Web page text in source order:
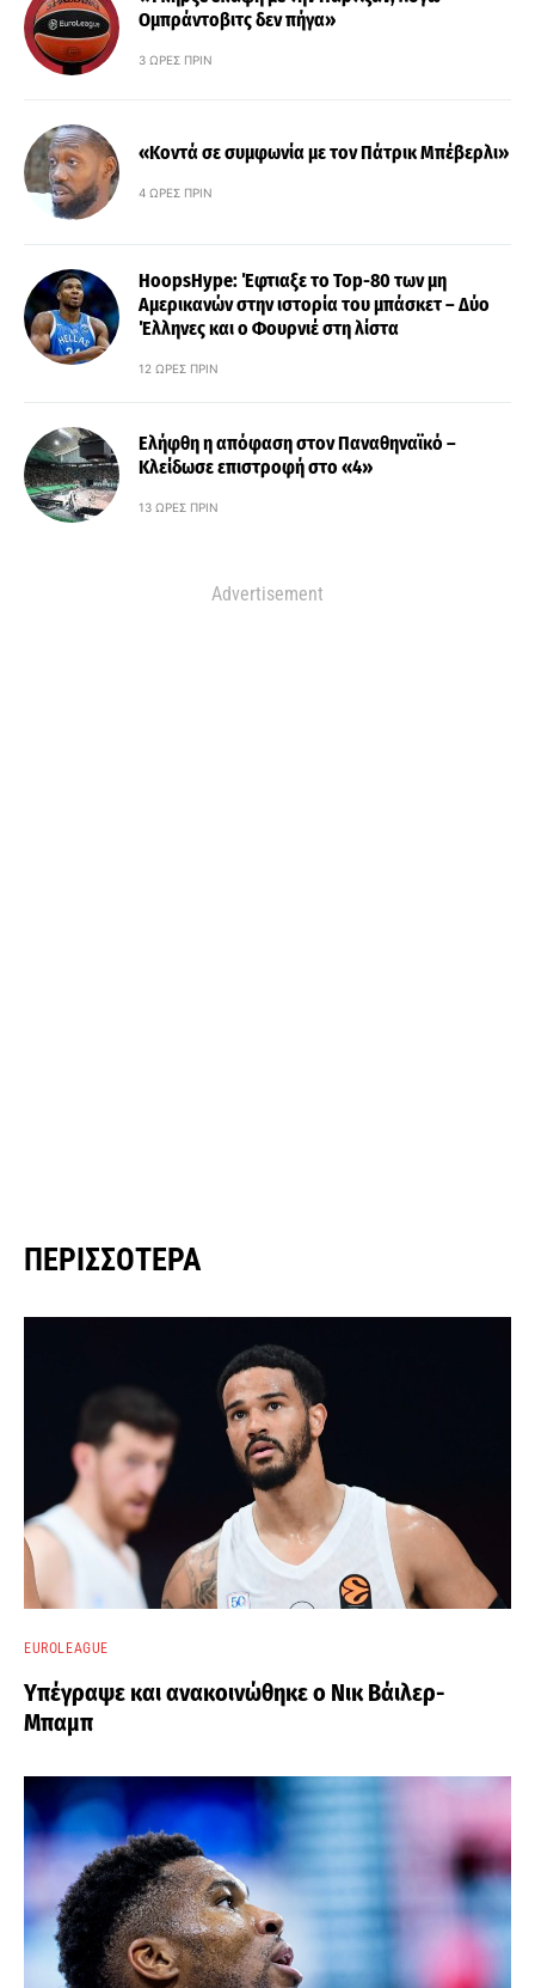
Ομπράντοβιτς δεν πήγα»
3 ΏΡΕΣ ΠΡΙΝ
«Κοντά σε συμφωνία με τον Πάτρικ Μπέβερλι»
4 ΏΡΕΣ ΠΡΙΝ
HoopsHype: Έφτιαξε το Top-80 των μη
Αμερικανών στην ιστορία του μπάσκετ – Δύο
Έλληνες και ο Φουρνιέ στη λίστα
12 ΏΡΕΣ ΠΡΙΝ
Ελήφθη η απόφαση στον Παναθηναϊκό –
Κλείδωσε επιστροφή στο «4»
13 ΏΡΕΣ ΠΡΙΝ
Advertisement
ΠΕΡΙΣΣΌΤΕΡΑ
EUROLEAGUE
Υπέγραψε και ανακοινώθηκε ο Νικ Βάιλερ-
Μπαμπ